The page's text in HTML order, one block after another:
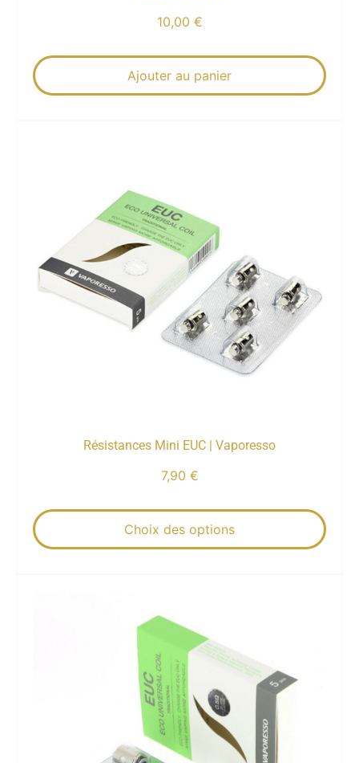
10,00 €
Ajouter au panier
Résistances Mini EUC | Vaporesso
7,90 €
Choix des options